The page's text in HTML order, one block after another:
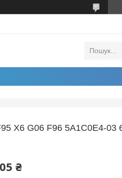
G06 F96 5A1C0E4-03
₴